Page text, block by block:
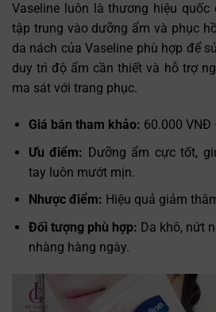
Vaseline luôn là thương hiệu
tập trung vào dưỡng ẩm và phục
da nách của Vaseline phù hợp để
duy trì độ ẩm cần thiết và hỗ trợ
ma sát với trang phục.
Giá bán tham khảo: 60.000 VNĐ
Ưu điểm: Dưỡng ẩm cực tốt,
tay luôn mướt mịn.
Nhược điểm: Hiệu quả giảm
Đối tượng phù hợp: Da khô, nứt
nhàng hàng ngày.